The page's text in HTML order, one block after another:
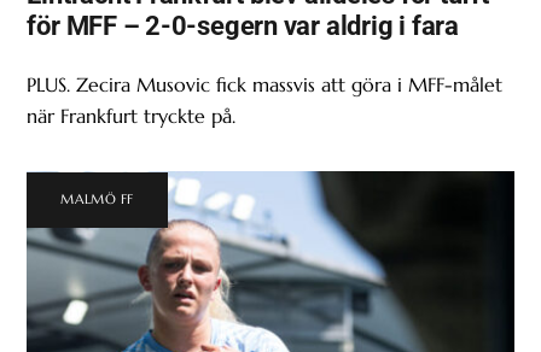
för MFF – 2-0-segern var aldrig i fara
PLUS. Zecira Musovic fick massvis att göra i MFF-målet
när Frankfurt tryckte på.
MALMÖ FF